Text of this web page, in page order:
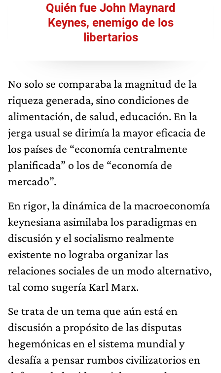
Quién fue John Maynard
Keynes, enemigo de los
libertarios
No solo se comparaba la magnitud de la
riqueza generada, sino condiciones de
alimentación, de salud, educación. En la
jerga usual se dirimía la mayor eficacia de
los países de “economía centralmente
planificada” o los de “economía de
mercado”.
En rigor, la dinámica de la macroeconomía
keynesiana asimilaba los paradigmas en
discusión y el socialismo realmente
existente no lograba organizar las
relaciones sociales de un modo alternativo,
tal como sugería Karl Marx.
Se trata de un tema que aún está en
discusión a propósito de las disputas
hegemónicas en el sistema mundial y
desafía a pensar rumbos civilizatorios en